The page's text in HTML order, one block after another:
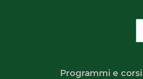
Programmi e corsi